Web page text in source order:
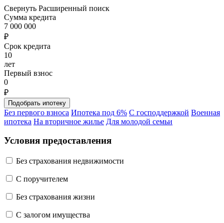
Свернуть Расширенный поиск
Сумма кредита
7 000 000
₽
Срок кредита
10
лет
Первый взнос
0
₽
Без первого взноса Ипотека под 6% С господдержкой Военная
ипотека На вторичное жилье Для молодой семьи
Условия предоставления
Без страхования недвижимости
C поручителем
Без страхования жизни
С залогом имущества